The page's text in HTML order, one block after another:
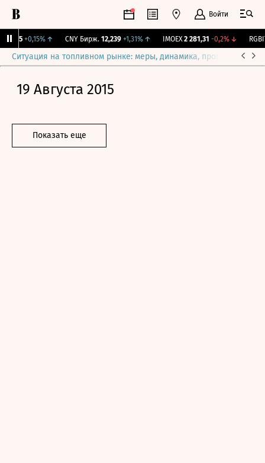
Войти
+0,15%↑ CNY Бирж. 12,239 +1,31% ↑ IMOEX 2 281,31 -0,2%↓
Ситуация на топливном рынке: меры, динамика, прогнозы
19 Августа 2015
Показать еще